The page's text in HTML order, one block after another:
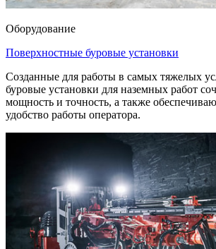
Оборудование
Поверхностные буровые установки
Созданные для работы в самых тяжелых
буровые установки для наземных работ
мощность и точность, а также
удобство работы оператора.